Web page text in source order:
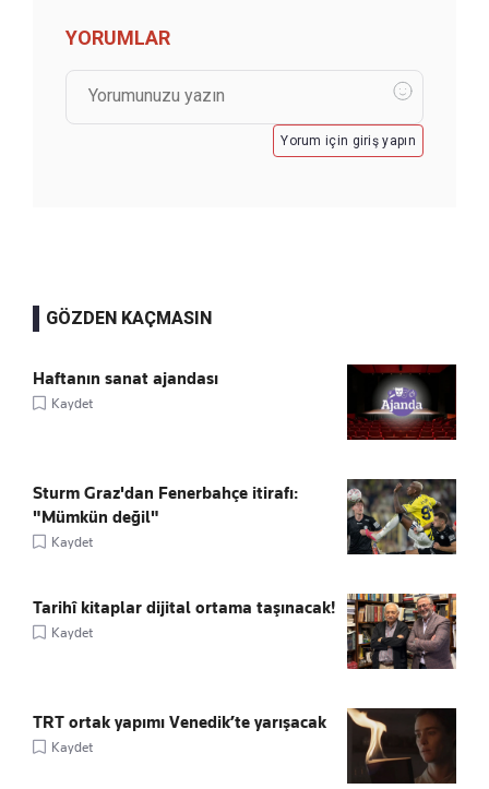
YORUMLAR
Yorum için giriş yapın
GÖZDEN KAÇMASIN
Haftanın sanat ajandası
Kaydet
Sturm Graz'dan Fenerbahçe itirafı:
"Mümkün değil"
Kaydet
Tarihî kitaplar dijital ortama taşınacak!
Kaydet
TRT ortak yapımı Venedik’te yarışacak
Kaydet